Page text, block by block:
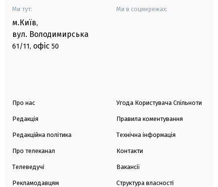
Ми тут:
м.Київ,
вул. Володимирська
61/11, офіс 50
Ми в соцмережах:
Про нас
Редакція
Редакційна політика
Про телеканал
Телеведучі
Рекламодавцям
Угода Користувача Спільноти
Правила коментування
Технічна інформація
Контакти
Вакансії
Структура власності